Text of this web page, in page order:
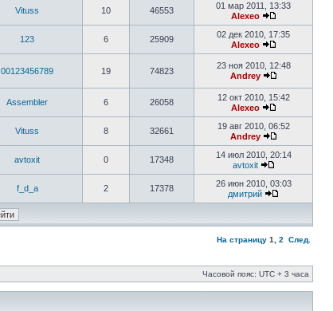
Vituss 10 46553
01 мар 2011, 13:33
Alexeo
123 6 25909
02 дек 2010, 17:35
Alexeo
00123456789 19 74823
23 ноя 2010, 12:48
Andrey
Assembler 6 26058
12 окт 2010, 15:42
Alexeo
Vituss 8 32661
19 авг 2010, 06:52
Andrey
avtoxit 0 17348
14 июл 2010, 20:14
avtoxit
f_d_a 2 17378
26 июн 2010, 03:03
дмитрий
На страницу 1 2 След.
Часовой пояс: UTC + 3 часа